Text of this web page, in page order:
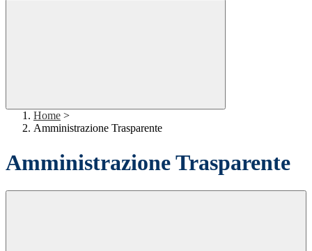
Home >
Amministrazione Trasparente
Amministrazione Trasparente